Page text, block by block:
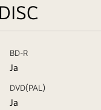
BD-R
Ja
DVD(PAL)
Ja